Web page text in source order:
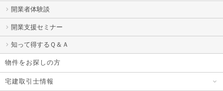
開業者体験談
開業支援セミナー
知って得するＱ＆Ａ
物件をお探しの方
宅建取引士情報